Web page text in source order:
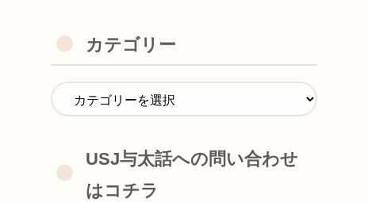
カテゴリー
USJ与太話への問い合わせ
はコチラ